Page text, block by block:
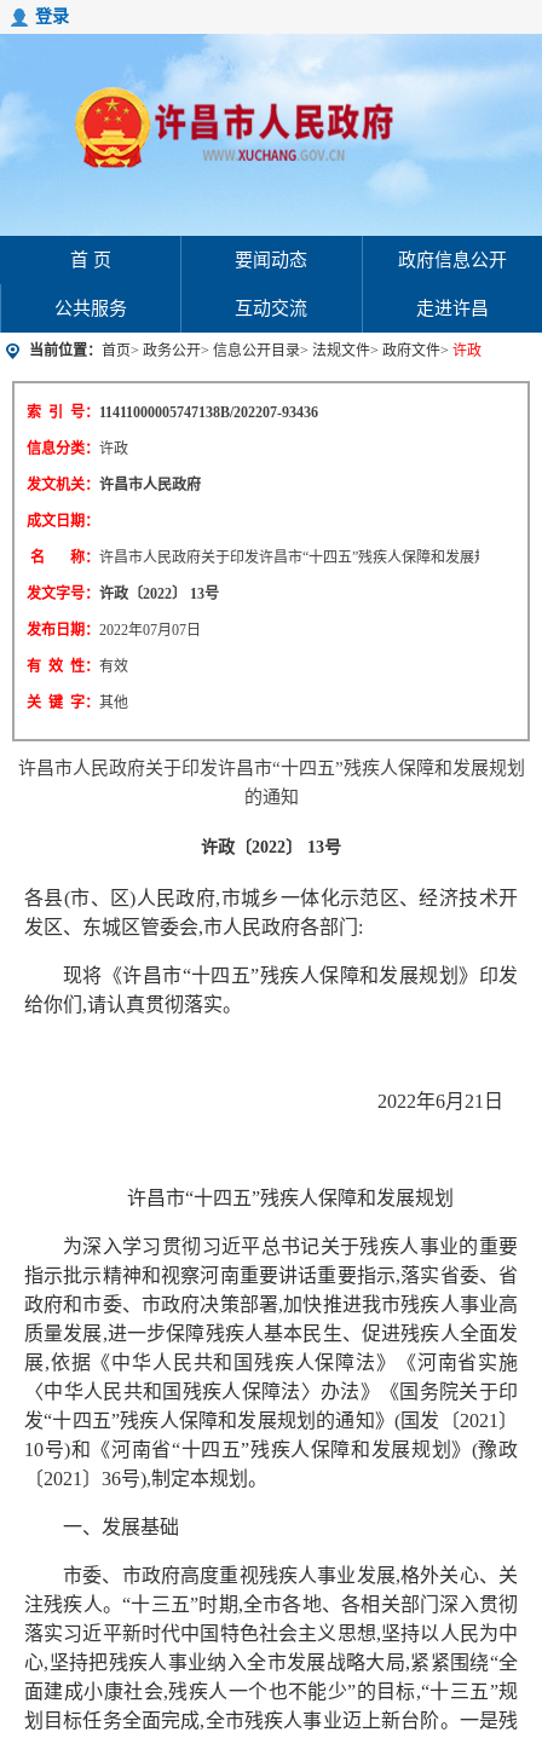
登录
首 页 要闻动态 政府信息公开
公共服务 互动交流 走进许昌
当前位置： 首页> 政务公开> 信息公开目录> 法规文件> 政府文件> 许政
索 引 号： 11411000005747138B/202207-93436
信息分类： 许政
发文机关： 许昌市人民政府
成文日期：
名 称： 许昌市人民政府关于印发许昌市“十四五”残疾人保障和发展规划的通
发文字号： 许政〔2022〕 13号
发布日期： 2022年07月07日
有 效 性： 有效
关 键 字： 其他
许昌市人民政府关于印发许昌市“十四五”残疾人保障和发展规划
的通知
许政〔2022〕 13号
各县(市、区)人民政府,市城乡一体化示范区、经济技术开
发区、东城区管委会,市人民政府各部门:
现将《许昌市“十四五”残疾人保障和发展规划》印发
给你们,请认真贯彻落实。
2022年6月21日
许昌市“十四五”残疾人保障和发展规划
为深入学习贯彻习近平总书记关于残疾人事业的重要
指示批示精神和视察河南重要讲话重要指示,落实省委、省
政府和市委、市政府决策部署,加快推进我市残疾人事业高
质量发展,进一步保障残疾人基本民生、促进残疾人全面发
展,依据《中华人民共和国残疾人保障法》《河南省实施
〈中华人民共和国残疾人保障法〉办法》《国务院关于印
发“十四五”残疾人保障和发展规划的通知》(国发〔2021〕
10号)和《河南省“十四五”残疾人保障和发展规划》(豫政
〔2021〕36号),制定本规划。
一、发展基础
市委、市政府高度重视残疾人事业发展,格外关心、关
注残疾人。“十三五”时期,全市各地、各相关部门深入贯彻
落实习近平新时代中国特色社会主义思想,坚持以人民为中
心,坚持把残疾人事业纳入全市发展战略大局,紧紧围绕“全
面建成小康社会,残疾人一个也不能少”的目标,“十三五”规
划目标任务全面完成,全市残疾人事业迈上新台阶。一是残